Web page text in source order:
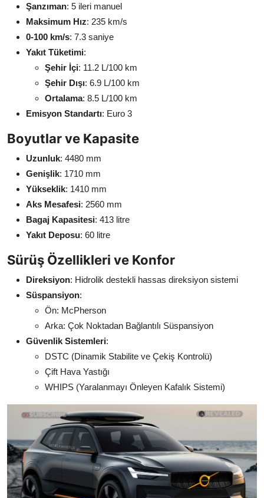
Şanzıman: 5 ileri manuel
Maksimum Hız: 235 km/s
0-100 km/s: 7.3 saniye
Yakıt Tüketimi:
Şehir İçi: 11.2 L/100 km
Şehir Dışı: 6.9 L/100 km
Ortalama: 8.5 L/100 km
Emisyon Standartı: Euro 3
Boyutlar ve Kapasite
Uzunluk: 4480 mm
Genişlik: 1710 mm
Yükseklik: 1410 mm
Aks Mesafesi: 2560 mm
Bagaj Kapasitesi: 413 litre
Yakıt Deposu: 60 litre
Sürüş Özellikleri ve Konfor
Direksiyon: Hidrolik destekli hassas direksiyon sistemi
Süspansiyon:
Ön: McPherson
Arka: Çok Noktadan Bağlantılı Süspansiyon
Güvenlik Sistemleri:
DSTC (Dinamik Stabilite ve Çekiş Kontrolü)
Çift Hava Yastığı
WHIPS (Yaralanmayı Önleyen Kafalık Sistemi)